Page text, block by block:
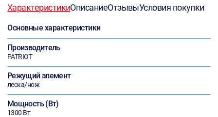
ХарактеристикиОписаниеОтзывыУсловия покупки
Основные характеристики
Производитель
PATRIOT
Режущий элемент
леска/нож
Мощность (Вт)
1300 Вт